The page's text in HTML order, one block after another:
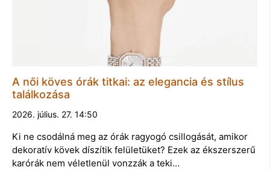
A női köves órák titkai: az elegancia és stílus
találkozása
2026. július. 27. 14:50
Ki ne csodálná meg az órák ragyogó csillogását, amikor
dekoratív kövek díszítik felületüket? Ezek az ékszerszerű
karórák nem véletlenül vonzzák a teki…